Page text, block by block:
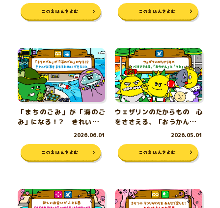
「まちのごみ」が「海のご
み」になる！？ きれいなう
みを まもるために できること
2026.06.01
ウェザリンのたからもの 心
をささえる、「おうかん」と
2026.05.01